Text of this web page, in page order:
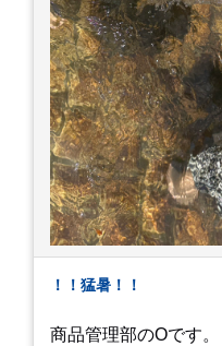
！！猛暑！！
商品管理部のOです。 今年も暑い夏がやってきま